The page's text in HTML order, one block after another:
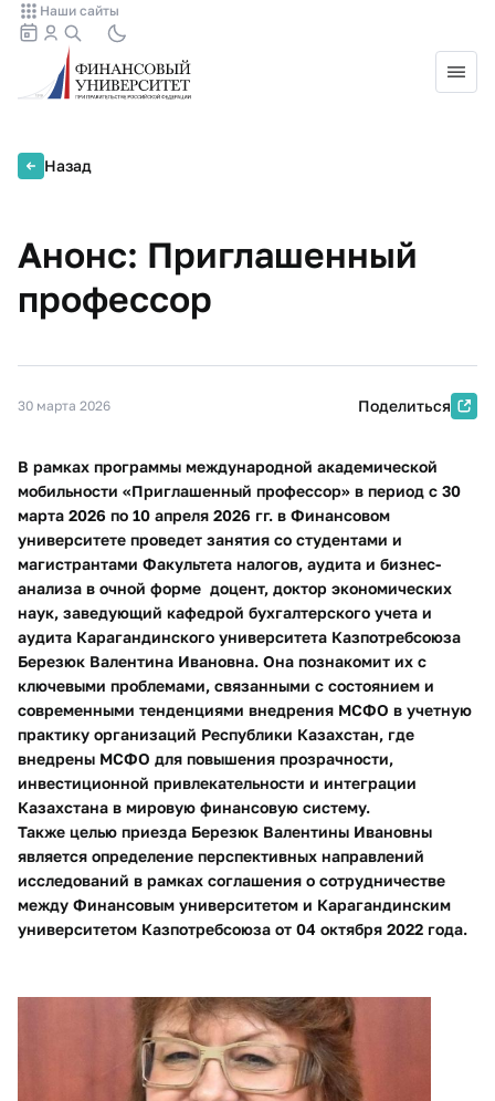
Наши сайты
Назад
Анонс: Приглашенный
профессор
30 марта 2026 Поделиться
В рамках программы международной академической
мобильности «Приглашенный профессор» в период с 30
марта 2026 по 10 апреля 2026 гг. в Финансовом
университете проведет занятия со студентами и
магистрантами Факультета налогов, аудита и бизнес-
анализа в очной форме доцент, доктор экономических
наук, заведующий кафедрой бухгалтерского учета и
аудита Карагандинского университета Казпотребсоюза
Березюк Валентина Ивановна. Она познакомит их с
ключевыми проблемами, связанными с состоянием и
современными тенденциями внедрения МСФО в учетную
практику организаций Республики Казахстан, где
внедрены МСФО для повышения прозрачности,
инвестиционной привлекательности и интеграции
Казахстана в мировую финансовую систему.
Также целью приезда Березюк Валентины Ивановны
является определение перспективных направлений
исследований в рамках соглашения о сотрудничестве
между Финансовым университетом и Карагандинским
университетом Казпотребсоюза от 04 октября 2022 года.